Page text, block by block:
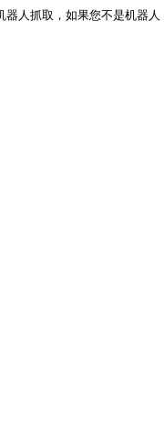
取，如果您不是机器人，